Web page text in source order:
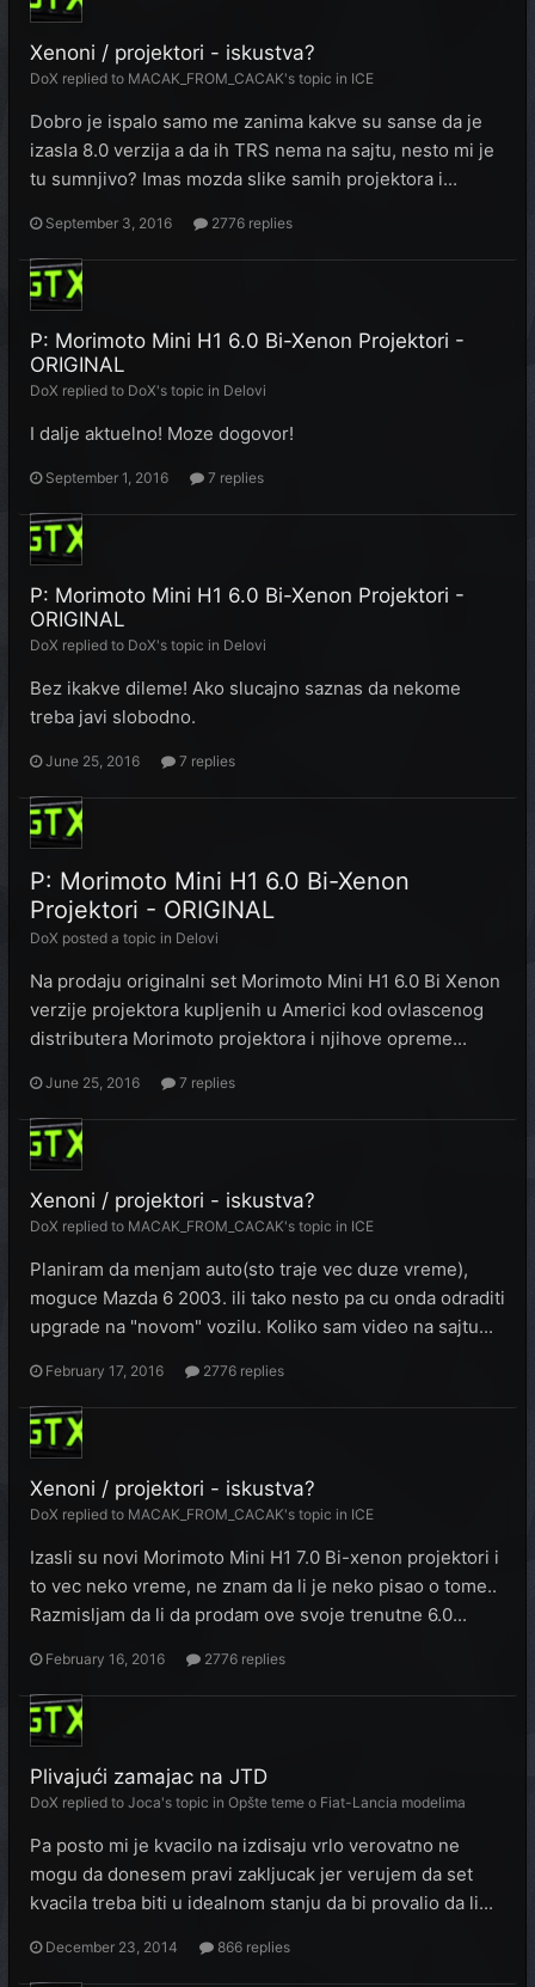
Xenoni / projektori - iskustva?
DoX replied to MACAK_FROM_CACAK's topic in ICE
Dobro je ispalo samo me zanima kakve su sanse da je
izasla 8.0 verzija a da ih TRS nema na sajtu, nesto mi je
tu sumnjivo? Imas mozda slike samih projektora i...
September 3, 2016 2776 replies
P: Morimoto Mini H1 6.0 Bi-Xenon Projektori -
ORIGINAL
DoX replied to DoX's topic in Delovi
I dalje aktuelno! Moze dogovor!
September 1, 2016 7 replies
P: Morimoto Mini H1 6.0 Bi-Xenon Projektori -
ORIGINAL
DoX replied to DoX's topic in Delovi
Bez ikakve dileme! Ako slucajno saznas da nekome
treba javi slobodno.
June 25, 2016 7 replies
P: Morimoto Mini H1 6.0 Bi-Xenon
Projektori - ORIGINAL
DoX posted a topic in Delovi
Na prodaju originalni set Morimoto Mini H1 6.0 Bi Xenon
verzije projektora kupljenih u Americi kod ovlascenog
distributera Morimoto projektora i njihove opreme...
June 25, 2016 7 replies
Xenoni / projektori - iskustva?
DoX replied to MACAK_FROM_CACAK's topic in ICE
Planiram da menjam auto(sto traje vec duze vreme),
moguce Mazda 6 2003. ili tako nesto pa cu onda odraditi
upgrade na "novom" vozilu. Koliko sam video na sajtu...
February 17, 2016 2776 replies
Xenoni / projektori - iskustva?
DoX replied to MACAK_FROM_CACAK's topic in ICE
Izasli su novi Morimoto Mini H1 7.0 Bi-xenon projektori i
to vec neko vreme, ne znam da li je neko pisao o tome..
Razmisljam da li da prodam ove svoje trenutne 6.0...
February 16, 2016 2776 replies
Plivajući zamajac na JTD
DoX replied to Joca's topic in Opšte teme o Fiat-Lancia modelima
Pa posto mi je kvacilo na izdisaju vrlo verovatno ne
mogu da donesem pravi zakljucak jer verujem da set
kvacila treba biti u idealnom stanju da bi provalio da li...
December 23, 2014 866 replies